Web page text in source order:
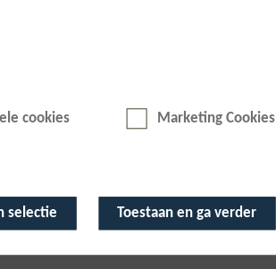
cookies Marketing Cookies
selectie Toestaan en ga verder